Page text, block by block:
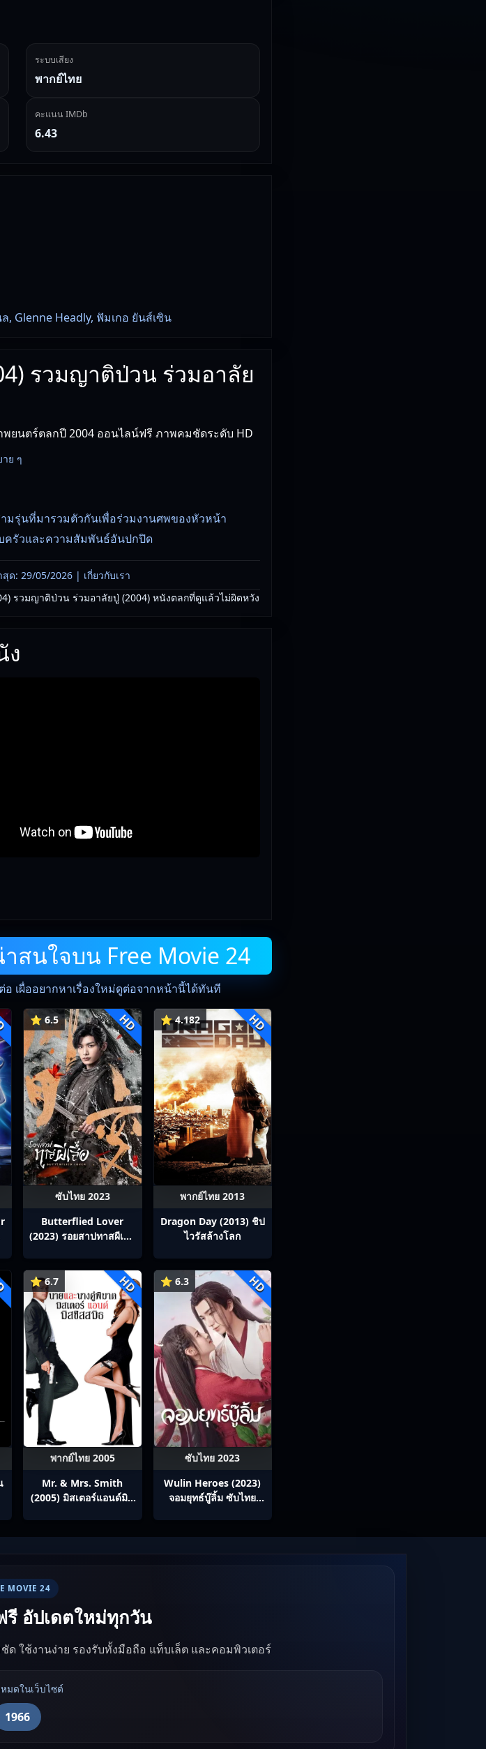
ระบบเสียง
พากย์ไทย
คะแนน IMDb
6.43
, Glenne Headly, ฟัมเกอ ยันส์เซิน
รวมญาติป่วน ร่วมอาลัย
ยนตร์ตลกปี 2004 ออนไลน์ฟรี ภาพคมชัดระดับ HD
ย ๆ
มรุ่นที่มารวมตัวกันเพื่อร่วมงานศพของหัวหน้า
ครัวและความสัมพันธ์อันปกปิด
ด: 29/05/2026 | เกี่ยวกับเรา
รวมญาติป่วน ร่วมอาลัยปู่ (2004) หนังตลกที่ดูแล้วไม่ผิดหวัง
ง
สนใจบน Free Movie 24
อ เผื่ออยากหาเรื่องใหม่ดูต่อจากหน้านี้ได้ทันที
⭐ 6.5 HD
ซับไทย 2023
Butterflied Lover
(2023) รอยสาปทาสผีเสื้อ
⭐ 4.182 HD
พากย์ไทย 2013
Dragon Day (2013) ชิป
ไวรัสล้างโลก
⭐ 6.7 HD
พากย์ไทย 2005
Mr. & Mrs. Smith
(2005) มิสเตอร์แอนด์มิส
⭐ 6.3 HD
ซับไทย 2023
Wulin Heroes (2023)
จอมยุทธ์บู๊ลิ้ม ซับไทย
MOVIE 24
อัปเดตใหม่ทุกวัน
ใช้งานง่าย รองรับทั้งมือถือ แท็บเล็ต และคอมพิวเตอร์
มดในเว็บไซต์
1966